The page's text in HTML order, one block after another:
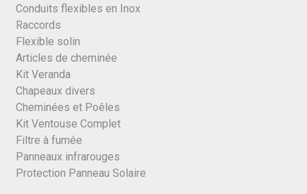
Conduits flexibles en Inox
Raccords
Flexible solin
Articles de cheminée
Kit Veranda
Chapeaux divers
Cheminées et Poêles
Kit Ventouse Complet
Filtre à fumée
Panneaux infrarouges
Protection Panneau Solaire